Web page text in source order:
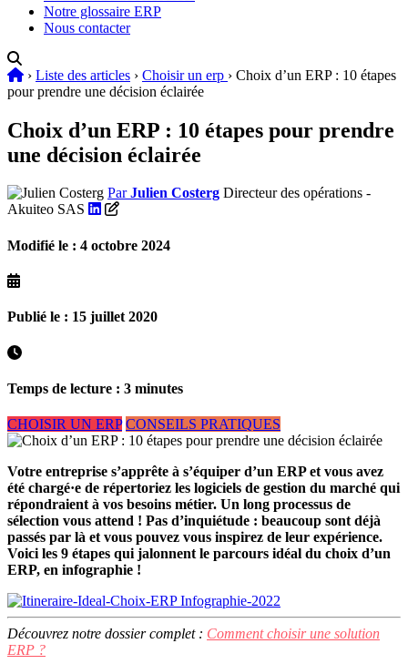
Notre glossaire ERP
Nous contacter
› Liste des articles › Choisir un erp › Choix d’un ERP : 10 étapes
pour prendre une décision éclairée
Choix d’un ERP : 10 étapes pour prendre
une décision éclairée
ParJulien Costerg Directeur des opérations -
Akuiteo SAS
Modifié le : 4 octobre 2024
Publié le : 15 juillet 2020
Temps de lecture : 3 minutes
CHOISIR UN ERP CONSEILS PRATIQUES
Votre entreprise s’apprête à s’équiper d’un ERP et vous avez
été chargé·e de répertoriez les logiciels de gestion du marché qui
répondraient à vos besoins métier. Un long processus de
sélection vous attend ! Pas d’inquiétude : beaucoup sont déjà
passés par là et vous pouvez vous inspirez de leur expérience.
Voici les 9 étapes qui jalonnent le parcours idéal du choix d’un
ERP, en infographie !
Découvrez notre dossier complet : Comment choisir une solution
ERP ?